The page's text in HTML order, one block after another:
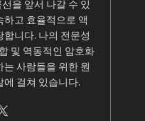
을 앞서 나갈 수 있
하고 효율적으로 액
니다. 나의 전문성
및 역동적인 암호화
사람들을 위한 원
걸쳐 있습니다.